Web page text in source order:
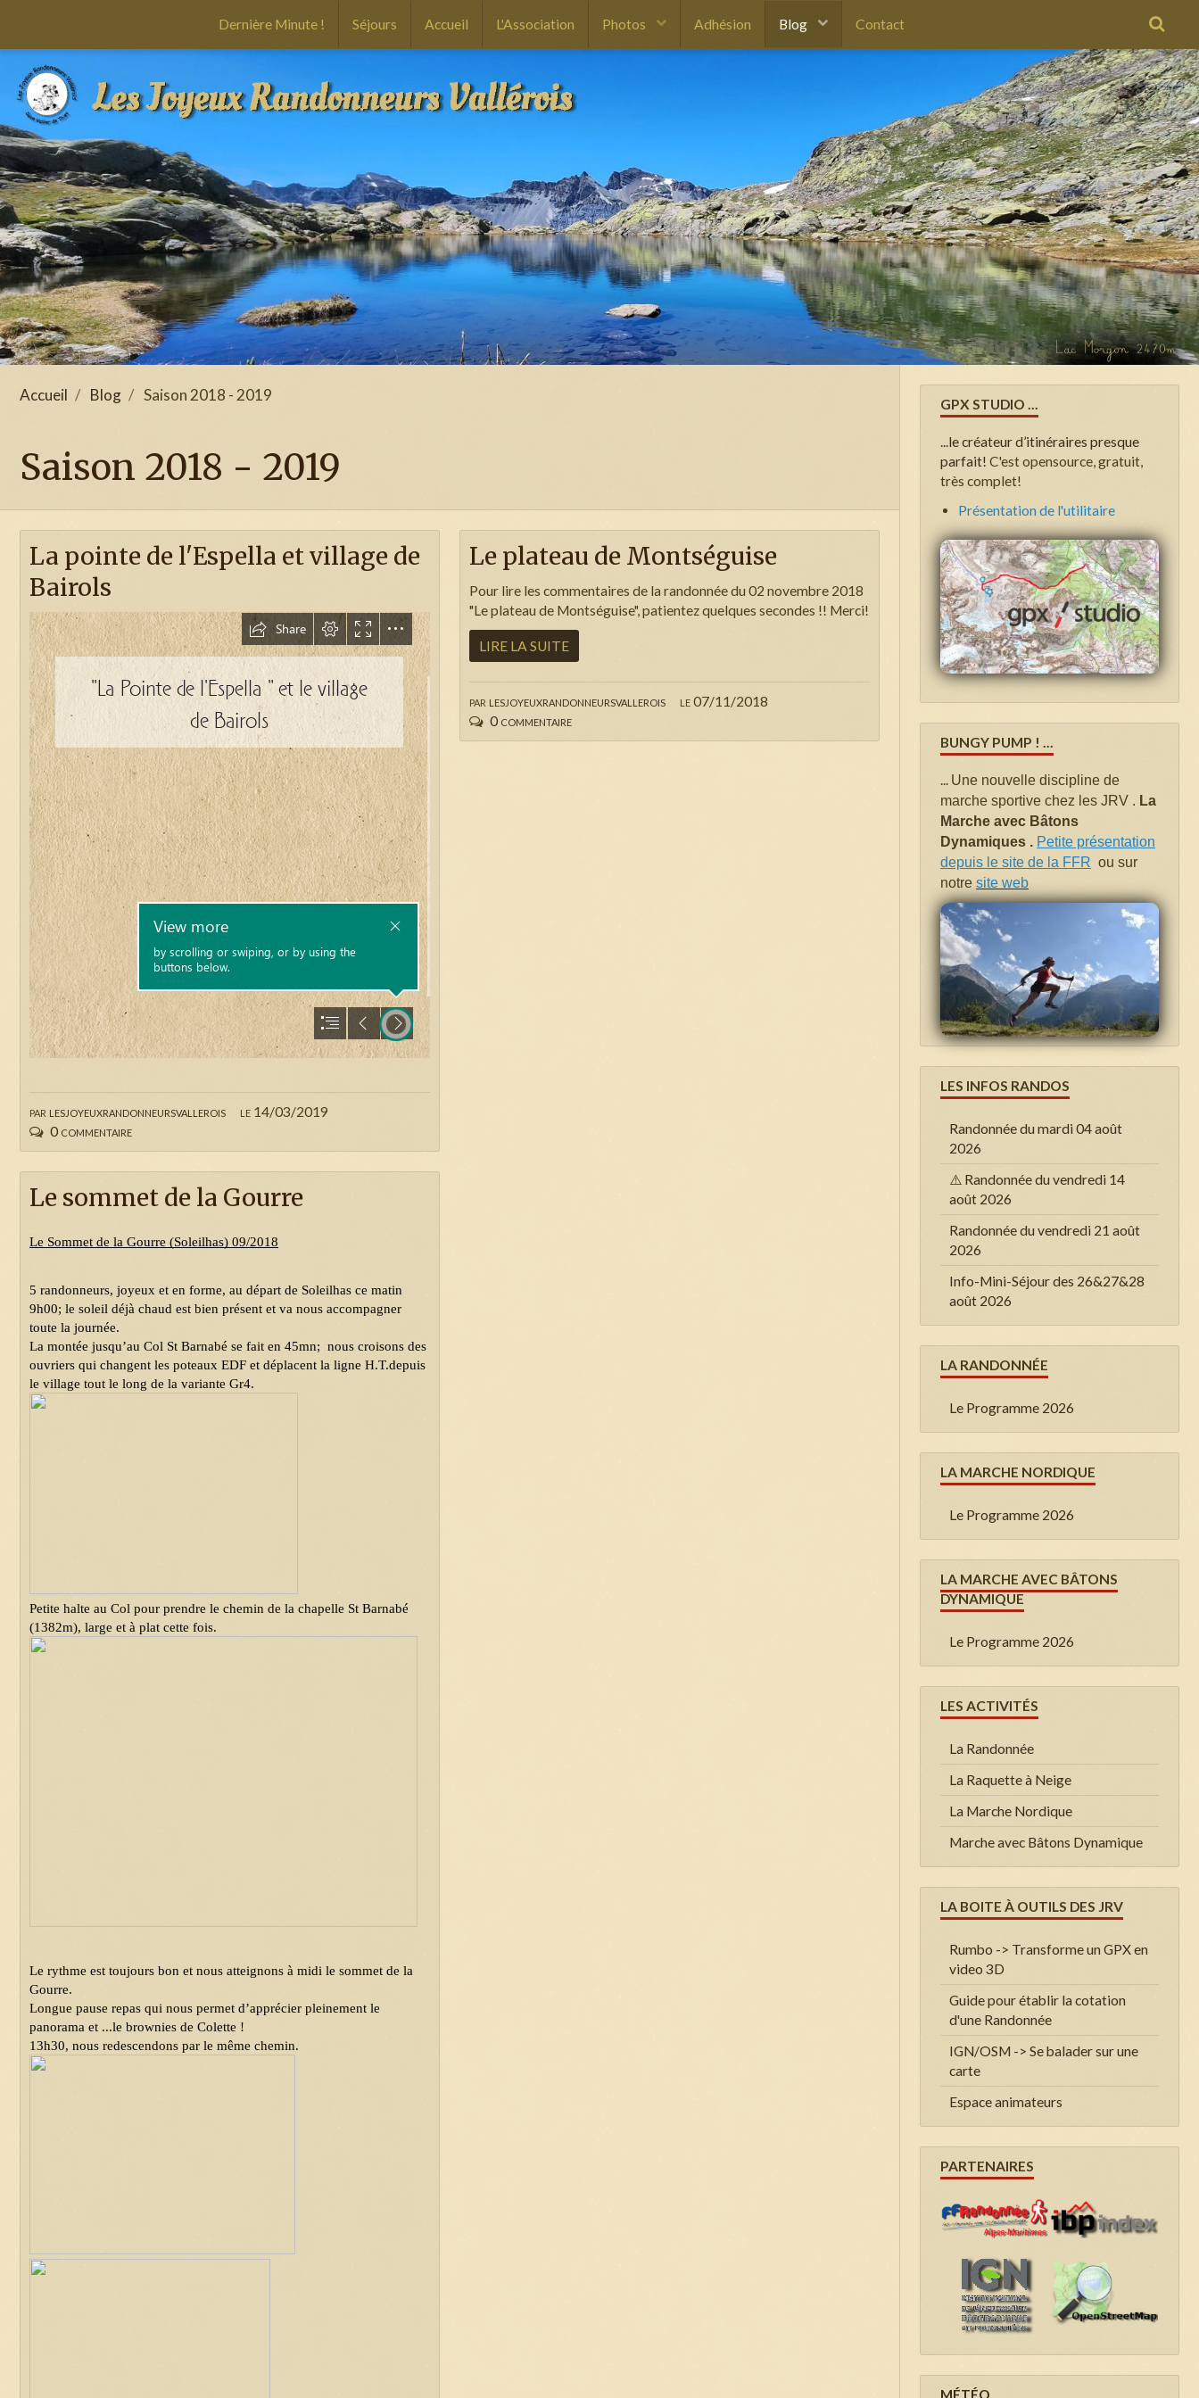
Dernière Minute ! Séjours Accueil L'Association Photos Adhésion Blog Contact
Accueil Blog Saison 2018 - 2019
Saison 2018 - 2019
La pointe de l'Espella et village de
Bairols
par lesjoyeuxrandonneursvallerois
le 14/03/2019
0 commentaire
Le plateau de Montséguise
par lesjoyeuxrandonneursvallerois
le 07/11/2018
0 commentaire
Pour lire les commentaires de la randonnée du 02 novembre 2018
"Le plateau de Montséguise", patientez quelques secondes !! Merci!
LIRE LA SUITE
Le sommet de la Gourre
Le Sommet de la Gourre (Soleilhas) 09/2018
5 randonneurs, joyeux et en forme, au départ de Soleilhas ce matin
9h00; le soleil déjà chaud est bien présent et va nous accompagner
toute la journée.
La montée jusqu’au Col St Barnabé se fait en 45mn;  nous croisons des
ouvriers qui changent les poteaux EDF et déplacent la ligne H.T.depuis
le village tout le long de la variante Gr4.
Petite halte au Col pour prendre le chemin de la chapelle St Barnabé
(1382m), large et à plat cette fois.
Le rythme est toujours bon et nous atteignons à midi le sommet de la
Gourre.
Longue pause repas qui nous permet d’apprécier pleinement le
panorama et ...le brownies de Colette !
13h30, nous redescendons par le même chemin.
GPX STUDIO ...
...le créateur d’itinéraires presque
parfait! C'est opensource, gratuit,
très complet!
Présentation de l'utilitaire
BUNGY PUMP ! ...
... Une nouvelle discipline de
marche sportive chez les JRV . La
Marche avec Bâtons
Dynamiques . Petite présentation
depuis le site de la FFR ou sur
notre site web
LES INFOS RANDOS
Randonnée du mardi 04 août
2026
⚠️ Randonnée du vendredi 14
août 2026
Randonnée du vendredi 21 août
2026
Info-Mini-Séjour des 26&27&28
août 2026
LA RANDONNÉE
Le Programme 2026
LA MARCHE NORDIQUE
Le Programme 2026
LA MARCHE AVEC BÂTONS
DYNAMIQUE
Le Programme 2026
LES ACTIVITÉS
La Randonnée
La Raquette à Neige
La Marche Nordique
Marche avec Bâtons Dynamique
LA BOITE À OUTILS DES JRV
Rumbo -> Transforme un GPX en
video 3D
Guide pour établir la cotation
d'une Randonnée
IGN/OSM -> Se balader sur une
carte
Espace animateurs
PARTENAIRES
MÉTÉO